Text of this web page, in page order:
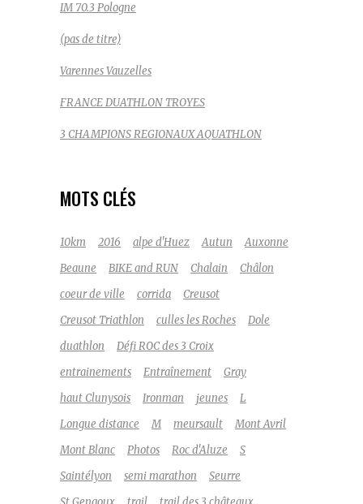
IM 70.3 Pologne
(pas de titre)
Varennes Vauzelles
FRANCE DUATHLON TROYES
3 CHAMPIONS REGIONAUX AQUATHLON
MOTS CLÉS
10km 2016 alpe d'Huez Autun
Auxonne
Beaune
BIKE and RUN Chalain
Châlon
coeur de ville
corrida
Creusot
Creusot Triathlon
culles les Roches
Dole
duathlon
Défi ROC des 3 Croix
entrainements
Entraînement
Gray
haut Clunysois
Ironman jeunes
L
Longue distance
M meursault
Mont Avril
Mont Blanc
Photos Roc d'Aluze
S
Saintélyon
semi marathon
Seurre